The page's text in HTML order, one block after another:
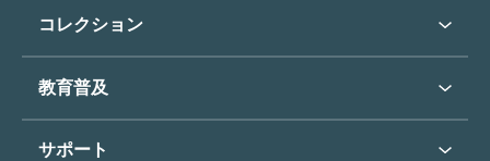
アクセス
団体のご利用について
バリアフリー／小さなお子様
次回の展覧会
展覧会スケジュール
過去の展覧会
通信販売トップ
コレクション
コレクショントップ
東郷青児
教育普及
教育普及トップ
サポート